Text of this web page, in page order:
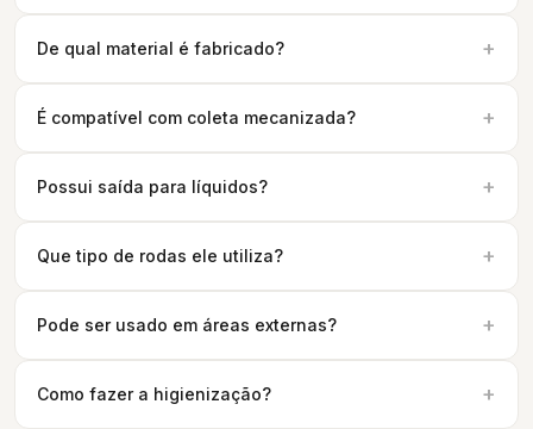
De qual material é fabricado? +
É compatível com coleta mecanizada? +
Possui saída para líquidos? +
Que tipo de rodas ele utiliza? +
Pode ser usado em áreas externas? +
Como fazer a higienização? +